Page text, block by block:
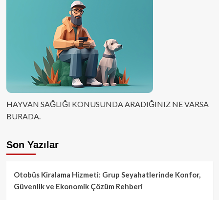
HAYVAN SAĞLIĞI KONUSUNDA ARADIĞINIZ NE VARSA
BURADA.
Son Yazılar
Otobüs Kiralama Hizmeti: Grup Seyahatlerinde Konfor,
Güvenlik ve Ekonomik Çözüm Rehberi